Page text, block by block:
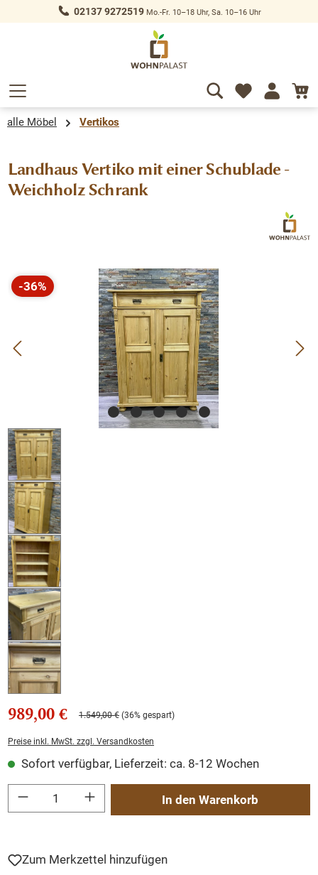
springen 02137 9272519Mo.-Fr. 10–18 Uhr, Sa. 10–16 Uhr
alle Möbel Vertikos
Landhaus Vertiko mit einer Schublade -
Weichholz Schrank
Bildergalerie überspringen
-36%
Rabatt
989,00 € 1.549,00 € (36% gespart)
Preise inkl. MwSt. zzgl. Versandkosten
Sofort verfügbar, Lieferzeit: ca. 8-12 Wochen
Produkt Anzahl: Gib den gewünschten Wert ein oder benutze die Schaltflächen
In den Warenkorb
Zum Merkzettel hinzufügen